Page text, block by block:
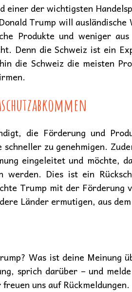
einer der wichtigsten
Trump will
Produkte und weniger
Denn die Schweiz ist ein
die Schweiz die meisten
die Förderung und
zu genehmigen.
eingeleitet und möchte,
werden. Dies ist ein
Trump mit der Förderung
Länder ermutigen, aus
Was ist deine Meinung
sprich darüber – und
uns auf Rückmeldungen.